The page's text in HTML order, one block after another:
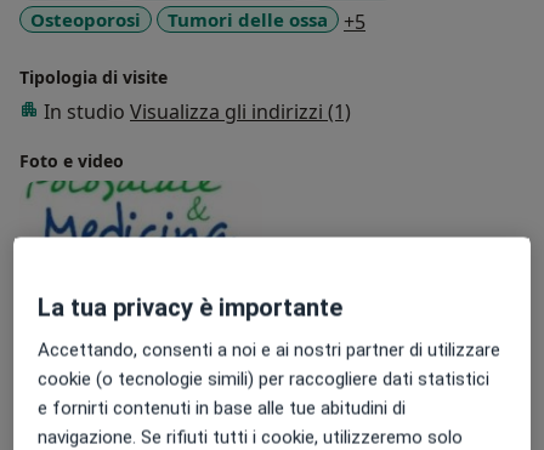
Osteoporosi
Tumori delle ossa +5
Tipologia di visite
In studio Visualizza gli indirizzi (1)
Foto e video
Visualizza galleria (1)
La tua privacy è importante
Accettando, consenti a noi e ai nostri partner di utilizzare
cookie (o tecnologie simili) per raccogliere dati statistici
e fornirti contenuti in base alle tue abitudini di
navigazione. Se rifiuti tutti i cookie, utilizzeremo solo